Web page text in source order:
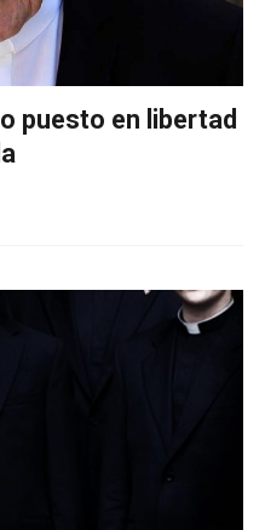
puesto en libertad